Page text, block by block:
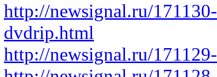
http://newsignal.ru/
dvdrip.html
http://newsignal.ru/